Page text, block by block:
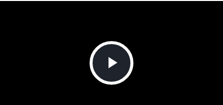
Play Video